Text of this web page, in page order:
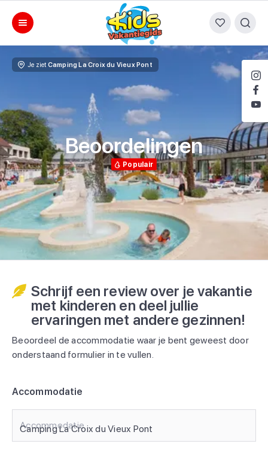
Beoordelingen
Populair
Je ziet Camping La Croix du Vieux Pont
Schrijf een review over je vakantie
met kinderen en deel jullie
ervaringen met andere gezinnen!
Beoordeel de accommodatie waar je bent geweest door
onderstaand formulier in te vullen.
Accommodatie
Accommodatie